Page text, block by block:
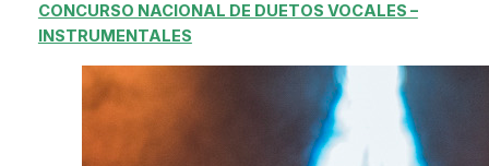
CONCURSO NACIONAL DE DUETOS VOCALES –
INSTRUMENTALES